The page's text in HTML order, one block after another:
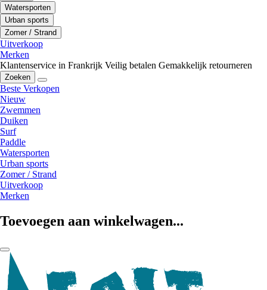
Watersporten
Urban sports
Zomer / Strand
Uitverkoop
Merken
Klantenservice in Frankrijk Veilig betalen Gemakkelijk retourneren
Zoeken
Beste Verkopen
Nieuw
Zwemmen
Duiken
Surf
Paddle
Watersporten
Urban sports
Zomer / Strand
Uitverkoop
Merken
Toevoegen aan winkelwagen...